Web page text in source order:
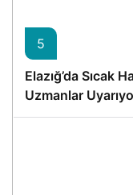
5
Elazığ’da Sıcak
Uzmanlar